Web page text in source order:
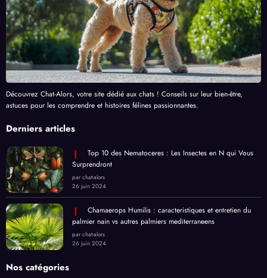
Découvrez Chat-Alors, votre site dédié aux chats ! Conseils sur leur bien-être,
astuces pour les comprendre et histoires félines passionnantes.
Derniers articles
Top 10 des Nematoceres : Les Insectes en N qui Vous
Surprendront
par chat-alors
26 juin 2024
Chamaerops Humilis : caracteristiques et entretien du
palmier nain vs autres palmiers mediterraneens
par chat-alors
26 juin 2024
Nos catégories